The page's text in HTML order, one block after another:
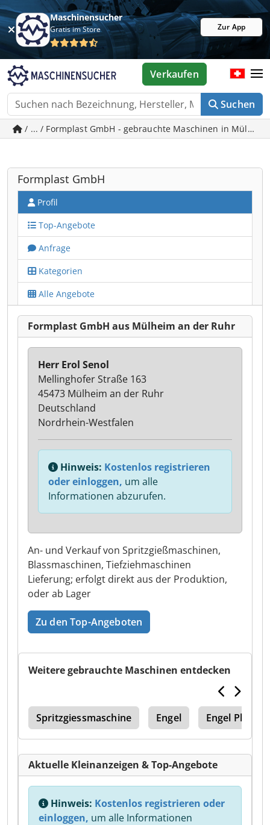
Maschinensucher
Gratis im Store Zur App
Suchen
Verkaufen
/ ... / Formplast GmbH - gebrauchte Maschinen in
Formplast GmbH
Profil
Top-Angebote
Anfrage
Kategorien
Alle Angebote
Formplast GmbH aus Mülheim an der Ruhr
An- und Verkauf von Spritzgießmaschinen,
Blassmaschinen, Tiefziehmaschinen
Lieferung; erfolgt direkt aus der Produktion,
oder ab Lager
Zu den Top-Angeboten
Herr Erol Senol
Mellinghofer Straße 163
45473 Mülheim an der Ruhr
Deutschland
Nordrhein-Westfalen
Hinweis: Kostenlos registrieren
oder einloggen, um alle
Informationen abzurufen.
Weitere gebrauchte Maschinen entdecken
Spritzgiessmaschine Engel Engel
Aktuelle Kleinanzeigen & Top-Angebote
Hinweis: Kostenlos registrieren oder
einloggen, um alle Informationen